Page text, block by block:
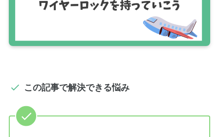
この記事で解決できる悩み